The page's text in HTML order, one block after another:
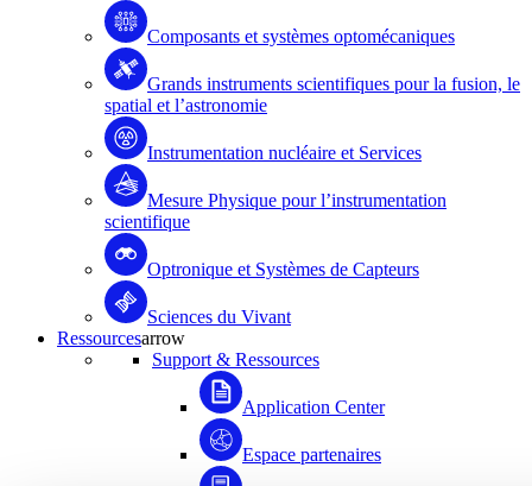
Composants et systèmes optomécaniques
Grands instruments scientifiques pour la fusion, le
spatial et l’astronomie
Instrumentation nucléaire et Services
Mesure Physique pour l’instrumentation
scientifique
Optronique et Systèmes de Capteurs
Sciences du Vivant
Ressourcesarrow
Support & Ressources
Application Center
Espace partenaires